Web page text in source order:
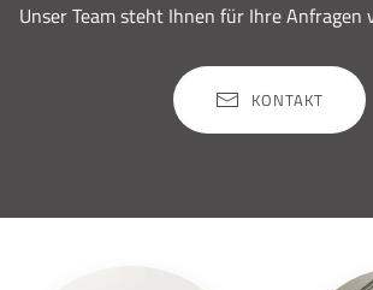
Unser Team steht Ihnen für Ihre Anfragen
KONTAKT